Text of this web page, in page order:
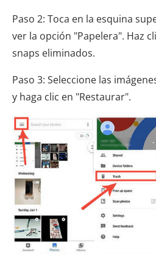
Paso 2: Toca en la esquina
ver la opción "Papelera". Haz
snaps eliminados.
Paso 3: Seleccione las
y haga clic en "Restaurar".